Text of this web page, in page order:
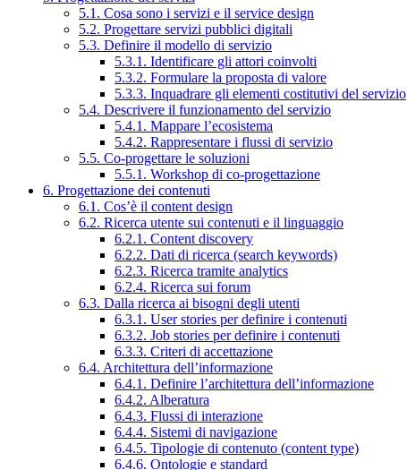
5.1. Cosa sono i servizi e il service design
5.2. Progettare servizi pubblici digitali
5.3. Definire il modello di servizio
5.3.1. Identificare gli attori coinvolti
5.3.2. Formulare la proposta di valore
5.3.3. Inquadrare gli elementi costitutivi del servizio
5.4. Descrivere il funzionamento del servizio
5.4.1. Mappare l’ecosistema
5.4.2. Rappresentare i flussi di servizio
5.5. Co-progettare le soluzioni
5.5.1. Workshop di co-progettazione
6. Progettazione dei contenuti
6.1. Cos’è il content design
6.2. Ricerca utente sui contenuti e il linguaggio
6.2.1. Content discovery
6.2.2. Dati di ricerca (search keywords)
6.2.3. Ricerca tramite analytics
6.2.4. Ricerca sui forum
6.3. Dalla ricerca ai bisogni degli utenti
6.3.1. User stories per definire i contenuti
6.3.2. Job stories per definire i contenuti
6.3.3. Criteri di accettazione
6.4. Architettura dell’informazione
6.4.1. Definire l’architettura dell’informazione
6.4.2. Alberatura
6.4.3. Flussi di interazione
6.4.4. Sistemi di navigazione
6.4.5. Tipologie di contenuto (content type)
6.4.6. Ontologie e standard